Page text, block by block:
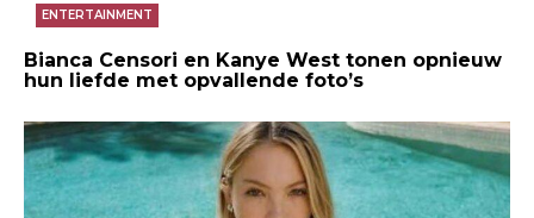
ENTERTAINMENT
Bianca Censori en Kanye West tonen opnieuw
hun liefde met opvallende foto’s